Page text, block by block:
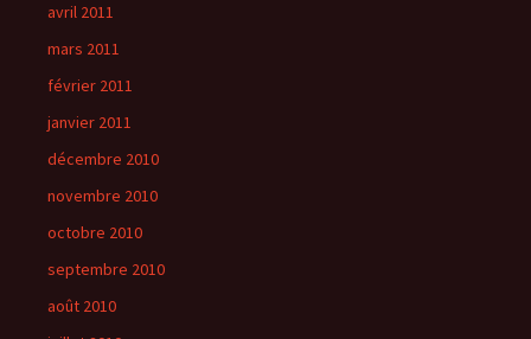
avril 2011
mars 2011
février 2011
janvier 2011
décembre 2010
novembre 2010
octobre 2010
septembre 2010
août 2010